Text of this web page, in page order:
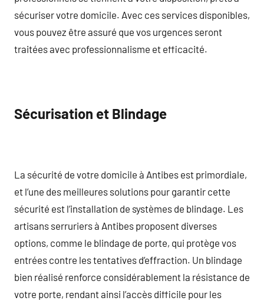
sécuriser votre domicile. Avec ces services disponibles,
vous pouvez être assuré que vos urgences seront
traitées avec professionnalisme et efficacité.
Sécurisation et Blindage
La sécurité de votre domicile à Antibes est primordiale,
et l’une des meilleures solutions pour garantir cette
sécurité est l’installation de systèmes de blindage. Les
artisans serruriers à Antibes proposent diverses
options, comme le blindage de porte, qui protège vos
entrées contre les tentatives d’effraction. Un blindage
bien réalisé renforce considérablement la résistance de
votre porte, rendant ainsi l’accès difficile pour les